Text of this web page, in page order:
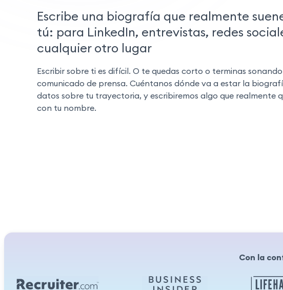
Escribe una biografía que realmente
tú: para LinkedIn, entrevistas, redes
cualquier otro lugar
Escribir sobre ti es difícil. O te quedas corto o terminas
comunicado de prensa. Cuéntanos dónde va a estar la
datos sobre tu trayectoria, y escribiremos algo que realmente
con tu nombre.
Con la